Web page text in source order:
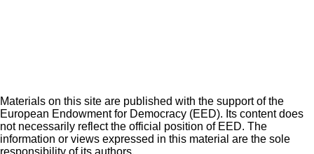
Materials on this site are published with the support of the
European Endowment for Democracy (EED). Its content does
not necessarily reflect the official position of EED. The
information or views expressed in this material are the sole
responsibility of its authors.